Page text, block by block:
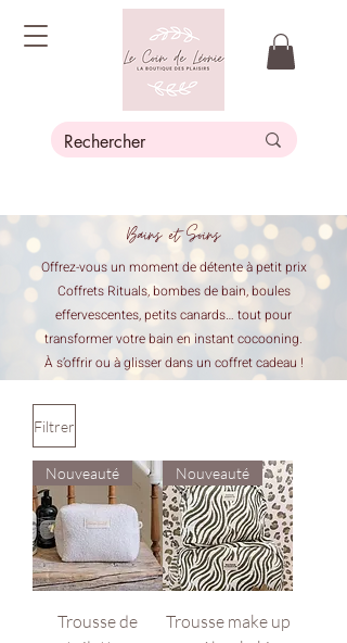
Bains et Soins
Offrez-vous un moment de détente à petit prix
Coffrets Rituals, bombes de bain, boules
effervescentes, petits canards… tout pour
transformer votre bain en instant cocooning.
À s’offrir ou à glisser dans un coffret cadeau !
Filtrer
Nouveauté
Trousse de
Nouveauté
Trousse make up